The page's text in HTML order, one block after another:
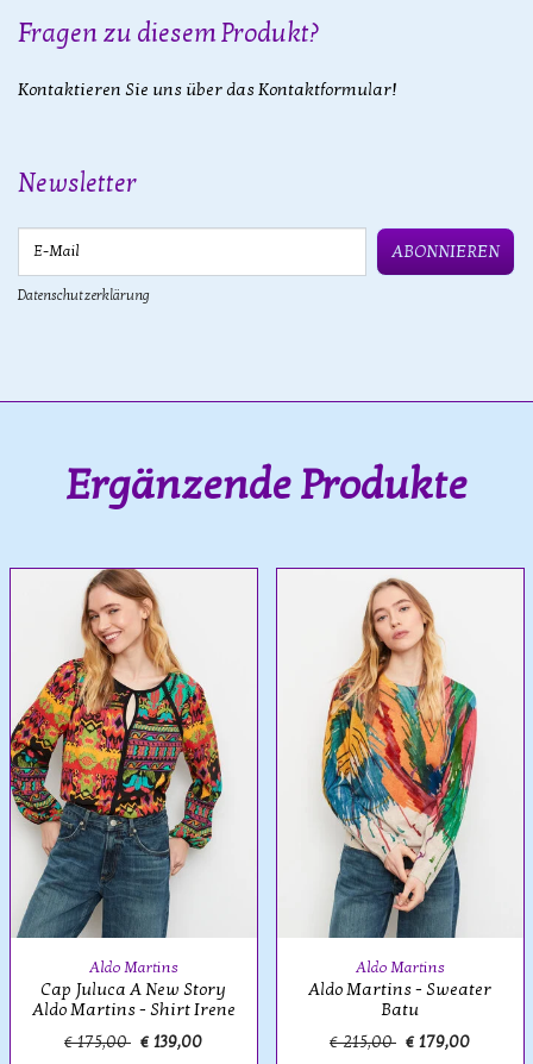
Fragen zu diesem Produkt?
Kontaktieren Sie uns über das Kontaktformular!
Newsletter
ABONNIEREN
Datenschutzerklärung
Ergänzende Produkte
Aldo Martins
Cap Juluca A New Story
Aldo Martins - Shirt Irene
€ 175,00 € 139,00
Aldo Martins
Aldo Martins - Sweater
Batu
€ 215,00 € 179,00